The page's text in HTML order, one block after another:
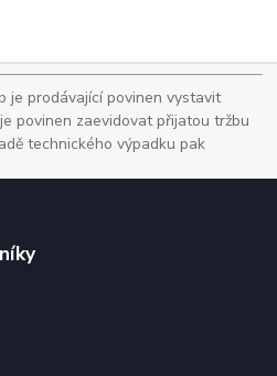
je prodávající povinen vystavit
povinen zaevidovat přijatou tržbu
technického výpadku pak